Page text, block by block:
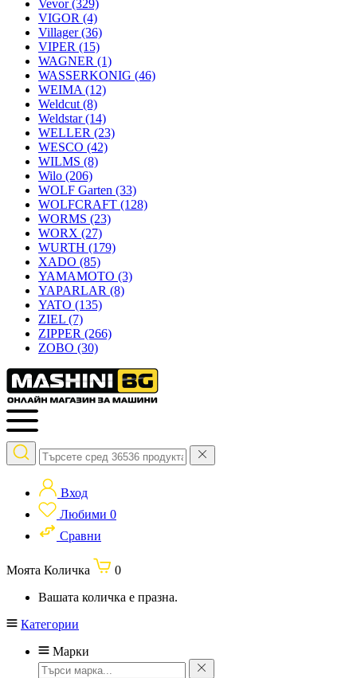
Vevor(329)
VIGOR (4)
Villager(36)
VIPER (15)
WAGNER (1)
WASSERKONIG (46)
WEIMA (12)
Weldcut (8)
Weldstar(14)
WELLER (23)
WESCO (42)
WILMS (8)
Wilo (206)
WOLF Garten (33)
WOLFCRAFT (128)
WORMS (23)
WORX (27)
WURTH (179)
XADO (85)
YAMAMOTO (3)
YAPARLAR (8)
YATO (135)
ZIEL (7)
ZIPPER (266)
ZOBO (30)
Вход
Любими 0
Сравни
Моята Количка
0
Вашата количка е празна.
Категории
Марки